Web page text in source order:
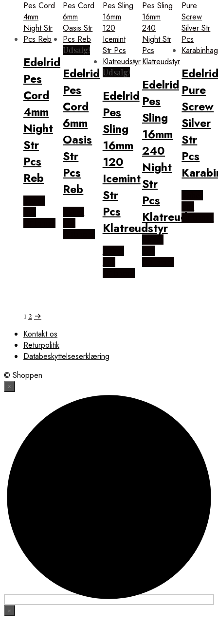
Edelrid
Pes
Cord
4mm
Night
Str
Pcs
Reb
Udsalg!
Edelrid
Pes
Cord
6mm
Oasis
Str
Pcs
Reb
Udsalg!
Edelrid
Pes
Sling
16mm
120
Icemint
Str
Pcs
Klatreudstyr
Edelrid
Pes
Sling
16mm
240
Night
Str
Pcs
Klatreudstyr
Pure
Screw
Silver
Str
Pcs
1 2 →
Kontakt os
Returpolitik
Databeskyttelseserklæring
© Shoppen
×
×